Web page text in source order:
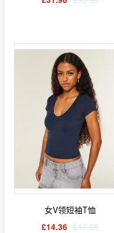
女V领短袖T恤
£14.36 £17.95